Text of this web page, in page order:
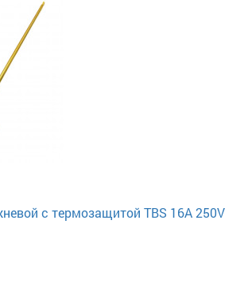
с термозащитой TBS 16A 250V